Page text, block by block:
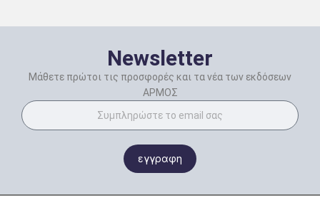
Newsletter
Μάθετε πρώτοι τις προσφορές και τα νέα των εκδόσεων
ΑΡΜΟΣ
εγγραφη